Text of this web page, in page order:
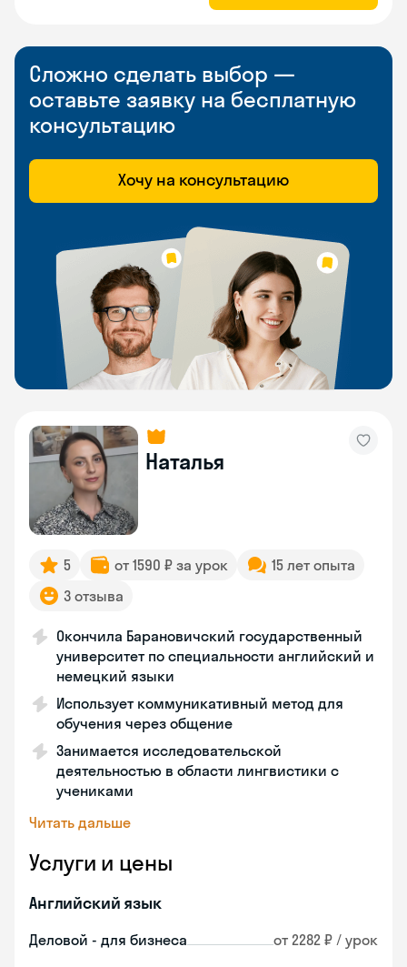
Сложно сделать выбор —
оставьте заявку на бесплатную
консультацию
Хочу на консультацию
Наталья
5 от 1590 ₽ за урок
15 лет опыта
3 отзыва
Окончила Барановичский государственный
университет по специальности английский и
немецкий языки
Использует коммуникативный метод для
обучения через общение
Занимается исследовательской
деятельностью в области лингвистики с
учениками
Читать дальше
Услуги и цены
Английский язык
Деловой - для бизнеса от 2282 ₽ / урок